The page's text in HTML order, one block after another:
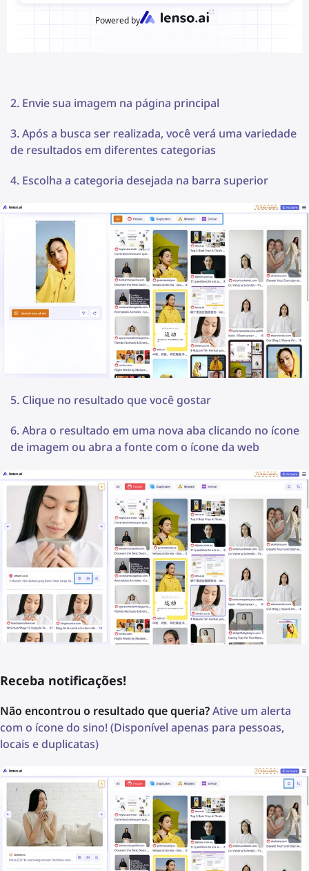
Envie sua imagem na página principal
Após a busca ser realizada, você verá uma variedade
de resultados em diferentes categorias
Escolha a categoria desejada na barra superior
Clique no resultado que você gostar
Abra o resultado em uma nova aba clicando no ícone
de imagem ou abra a fonte com o ícone da web
Receba notificações!
Não encontrou o resultado que queria?Ative um alerta
com o ícone do sino! (Disponível apenas para pessoas,
locais e duplicatas)